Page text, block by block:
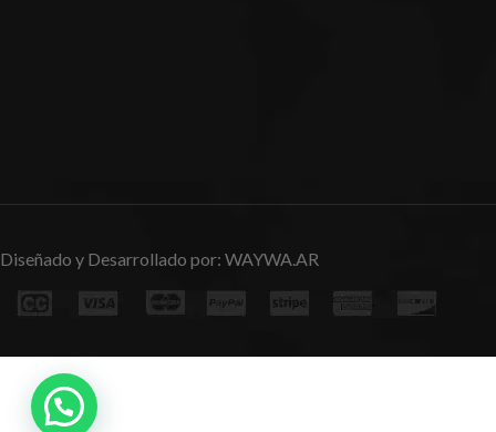
Diseñado y Desarrollado por: WAYWA.AR